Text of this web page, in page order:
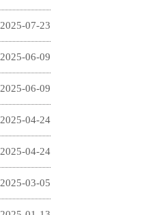
2025-07-23
2025-06-09
2025-06-09
2025-04-24
2025-04-24
2025-03-05